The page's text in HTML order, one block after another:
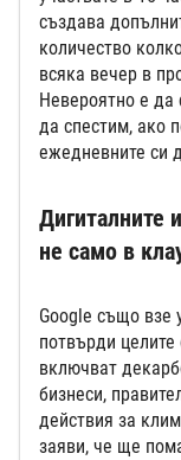
създава
количество
всяка вечер в
Невероятно е
да спестим, ако
ежедневните си
Дигиталните
не само в
Google също взе
потвърди целите
включват
бизнеси,
действия за
заяви, че ще